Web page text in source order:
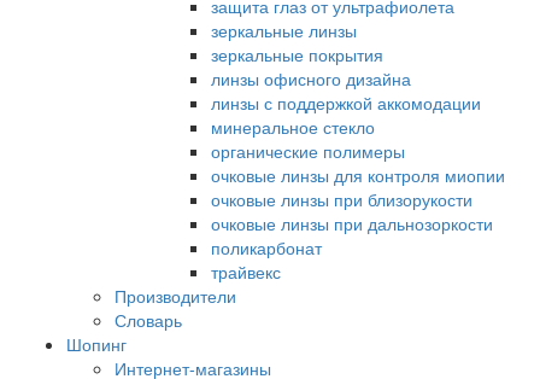
защита глаз от ультрафиолета
зеркальные линзы
зеркальные покрытия
линзы офисного дизайна
линзы с поддержкой аккомодации
минеральное стекло
органические полимеры
очковые линзы для контроля миопии
очковые линзы при близорукости
очковые линзы при дальнозоркости
поликарбонат
трайвекс
Производители
Словарь
Шопинг
Интернет-магазины